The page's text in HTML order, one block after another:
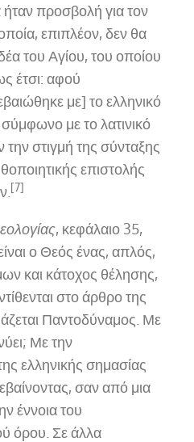
ήταν προσβολή για τον
επιπλέον, δεν θα
του Αγίου, του οποίου
έτσι: αφού
με] το ελληνικό
με το λατινικό
την στιγμή της σύνταξης
επιστολής
[7]
, κεφάλαιο 35,
ο Θεός ένας, απλός,
και κάτοχος θέλησης,
στο άρθρο της
Παντοδύναμος. Με
Με την
ελληνικής σημασίας
σαν από μια
έννοια του
όρου. Σε άλλα